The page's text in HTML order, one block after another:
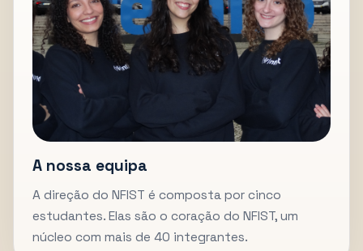
A nossa equipa
A direção do NFIST é composta por cinco
estudantes. Elas são o coração do NFIST, um
núcleo com mais de 40 integrantes.